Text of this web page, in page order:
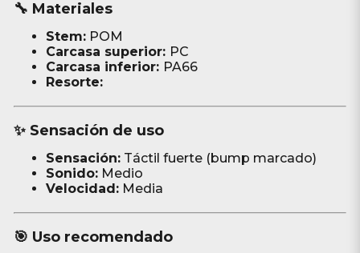
🔧 Materiales
Stem:POM
Carcasa superior: PC
Carcasa inferior: PA66
Resorte:
✨ Sensación de uso
Sensación:Táctil fuerte (bump marcado)
Sonido:Medio
Velocidad:Media
🎯 Uso recomendado